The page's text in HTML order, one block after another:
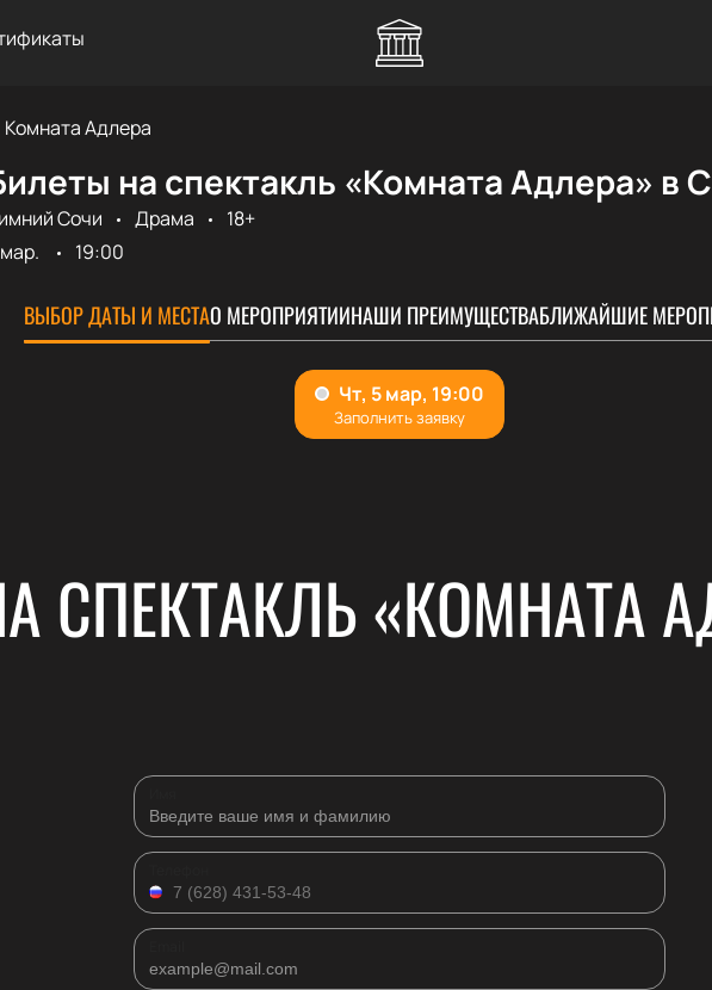
Комната Адлера
на спектакль «Комната Адлера» в
Сочи Драма
18+
19:00
ВЫБОР ДАТЫ И МЕСТАО МЕРОПРИЯТИИНАШИ ПРЕИМУЩЕСТВАБЛИЖАЙШИЕ
СПЕКТАКЛЬ «КОМНАТА